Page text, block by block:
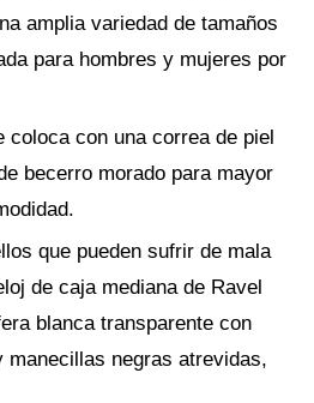
amplia variedad de tamaños
para hombres y mujeres por
coloca con una correa de piel
becerro morado para mayor
que pueden sufrir de mala
de caja mediana de Ravel
blanca transparente con
manecillas negras atrevidas,